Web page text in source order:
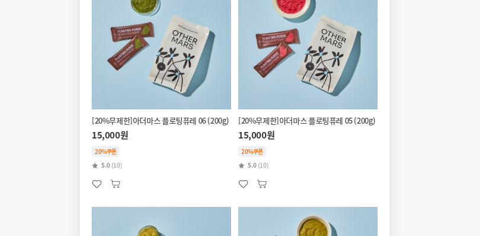
[20%무제한]아더마스 플로팅퓨레 06 (200g)
15,000원
20%쿠폰
5.0 (10)
[20%무제한]아더마스 플로팅퓨레 05 (200g)
15,000원
20%쿠폰
5.0 (10)